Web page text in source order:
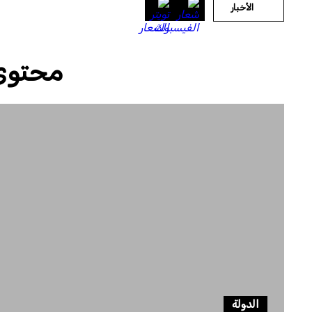
الأخبار
الدولة